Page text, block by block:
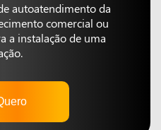
autoatendimento da
comercial ou
a instalação de uma